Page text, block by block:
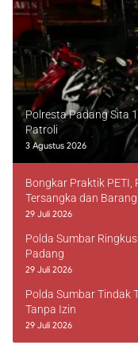
Polresta Padang Sita
Patroli
3 Agustus 2026
Bongkar Praktik PETI,
Tersangka dan
29 Juli 2026
Polda Sumbar
Padang
29 Juli 2026
Polda Sumbar Tindak
Tanpa Izin
29 Juli 2026